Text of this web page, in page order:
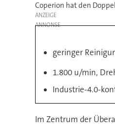
Coperion hat den
ANZEIGE
geringer
1.800 u/min,
Industrie-4.0-
Im Zentrum der